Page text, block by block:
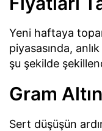
Yeni haftaya
piyasasında,
şu şekilde
Gram
Sert düşüşün